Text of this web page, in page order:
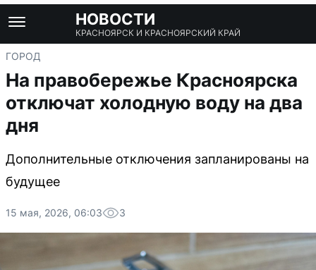
НОВОСТИ
КРАСНОЯРСК И КРАСНОЯРСКИЙ КРАЙ
ГОРОД
На правобережье Красноярска
отключат холодную воду на два
дня
Дополнительные отключения запланированы на
будущее
15 мая, 2026, 06:03 3